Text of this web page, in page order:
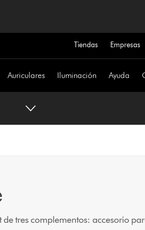
Tiendas Empresas
Auriculares Iluminación Ayuda
tres complementos: accesorio